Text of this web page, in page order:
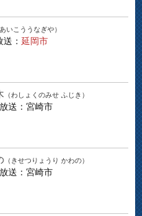
あいこううなぎや）
： 延岡市
（わしょくのみせ ふじき）
送：宮崎市
（きせつりょうり かわの）
送：宮崎市